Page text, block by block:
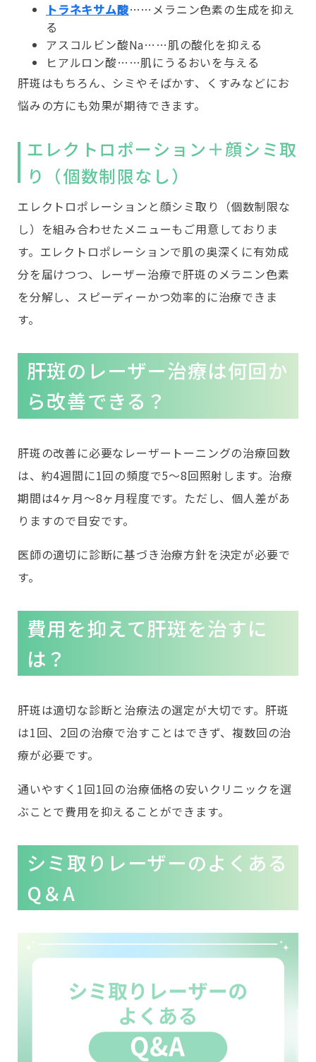
トラネキサム酸……メラニン色素の生成を抑え
る
アスコルビン酸Na……肌の酸化を抑える
ヒアルロン酸……肌にうるおいを与える
肝斑はもちろん、シミやそばかす、くすみなどにお
悩みの方にも効果が期待できます。
エレクトロポーション＋顔シミ取
り（個数制限なし）
エレクトロポレーションと顔シミ取り（個数制限な
し）を組み合わせたメニューもご用意しておりま
す。エレクトロポレーションで肌の奥深くに有効成
分を届けつつ、レーザー治療で肝斑のメラニン色素
を分解し、スピーディーかつ効率的に治療できま
す。
肝斑のレーザー治療は何回か
ら改善できる？
肝斑の改善に必要なレーザートーニングの治療回数
は、約4週間に1回の頻度で5～8回照射します。治療
期間は4ヶ月～8ヶ月程度です。ただし、個人差があ
りますので目安です。
医師の適切に診断に基づき治療方針を決定が必要で
す。
費用を抑えて肝斑を治すに
は？
肝斑は適切な診断と治療法の選定が大切です。肝斑
は1回、2回の治療で治すことはできず、複数回の治
療が必要です。
通いやすく1回1回の治療価格の安いクリニックを選
ぶことで費用を抑えることができます。
シミ取りレーザーのよくある
Q＆A